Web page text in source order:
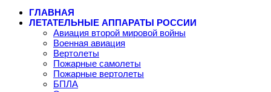
ГЛАВНАЯ
ЛЕТАТЕЛЬНЫЕ АППАРАТЫ РОССИИ
Авиация второй мировой войны
Военная авиация
Вертолеты
Пожарные самолеты
Пожарные вертолеты
БПЛА